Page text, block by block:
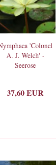
'Colonel
A. J. Welch' -
Seerose
37,60 EUR